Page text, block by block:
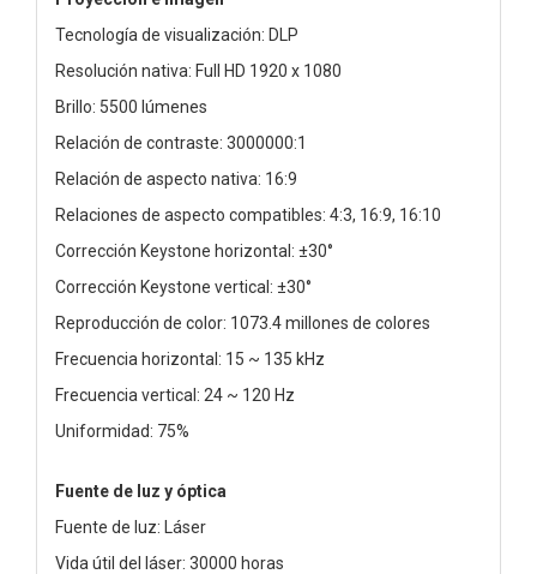
Tecnología de visualización: DLP
Resolución nativa: Full HD 1920 x 1080
Brillo: 5500 lúmenes
Relación de contraste: 3000000:1
Relación de aspecto nativa: 16:9
Relaciones de aspecto compatibles: 4:3, 16:9, 16:10
Corrección Keystone horizontal: ±30°
Corrección Keystone vertical: ±30°
Reproducción de color: 1073.4 millones de colores
Frecuencia horizontal: 15 ~ 135 kHz
Frecuencia vertical: 24 ~ 120 Hz
Uniformidad: 75%
Fuente de luz y óptica
Fuente de luz: Láser
Vida útil del láser: 30000 horas